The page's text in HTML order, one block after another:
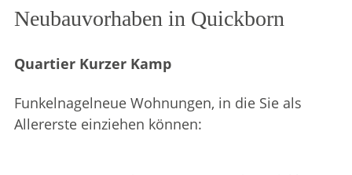
Neubauvorhaben in Quickborn
Quartier Kurzer Kamp
Funkelnagelneue Wohnungen, in die Sie als
Allererste einziehen können: